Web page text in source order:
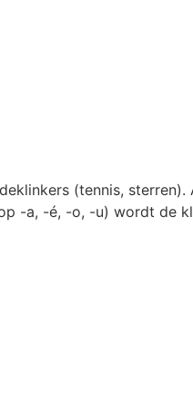
(tennis,
-a, -é, -o, -u) wordt de